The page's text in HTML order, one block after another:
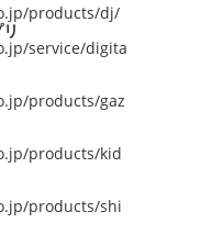
products/dj/
service/digita
products/gaz
products/kid
products/shi